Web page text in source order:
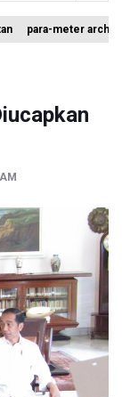
Febrie
Calon Paskibraka
para-meter